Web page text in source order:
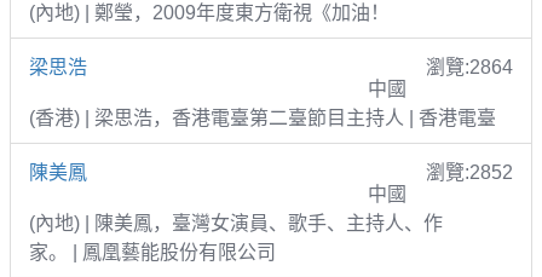
(內地) | 鄭瑩，2009年度東方衛視《加油！
梁思浩
瀏覽:2864
中國
(香港) | 梁思浩，香港電臺第二臺節目主持人 | 香港電臺
陳美鳳
瀏覽:2852
中國
(內地) | 陳美鳳，臺灣女演員、歌手、主持人、作
家。 | 鳳凰藝能股份有限公司